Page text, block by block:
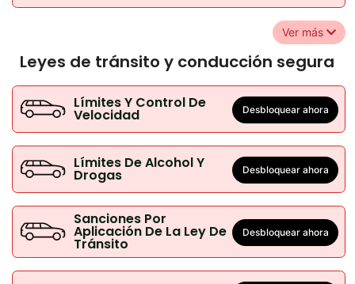
Ver más
Leyes de tránsito y conducción segura
Límites Y Control De
Velocidad Desbloquear ahora
Límites De Alcohol Y
Drogas Desbloquear ahora
Sanciones Por
Aplicación De La Ley De
Tránsito
Desbloquear ahora